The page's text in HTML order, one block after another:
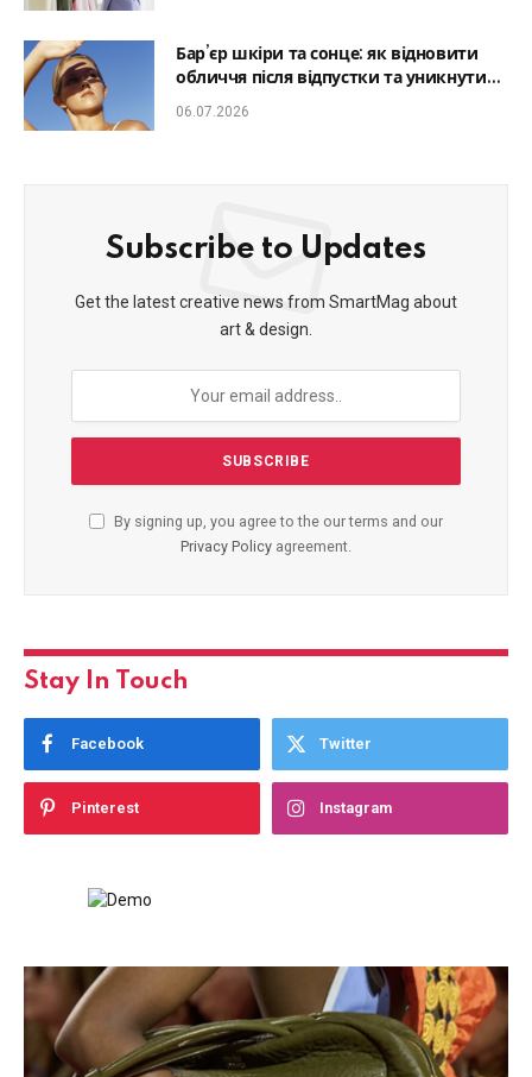
Бар’єр шкіри та сонце: як відновити
обличчя після відпустки та уникнути
фотостаріння
06.07.2026
Subscribe to Updates
Get the latest creative news from SmartMag about
art & design.
By signing up, you agree to the our terms and our
Privacy Policy agreement.
Stay In Touch
Facebook Twitter
Pinterest Instagram